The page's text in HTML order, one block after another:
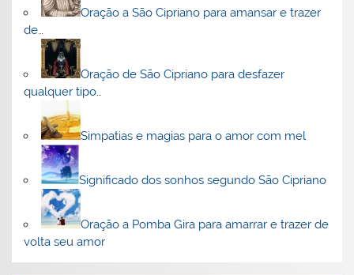
Oração a São Cipriano para amansar e trazer
de…
Oração de São Cipriano para desfazer
qualquer tipo…
Simpatias e magias para o amor com mel
Significado dos sonhos segundo São Cipriano
Oração a Pomba Gira para amarrar e trazer de
volta seu amor